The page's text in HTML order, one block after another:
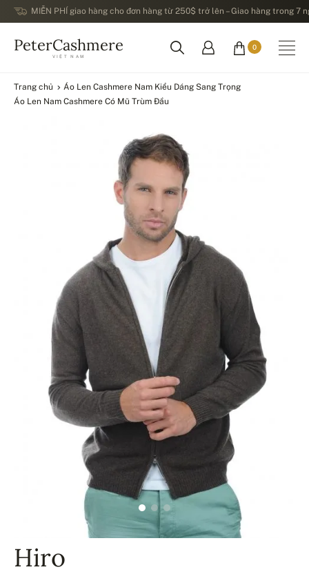
MIỄN PHÍ giao hàng cho đơn hàng từ 250$ trở lên – Giao hàng trong 7
PeterCashmere
VIỆT NAM
0
Trang chủ
Áo Len Cashmere Nam Kiểu Dáng Sang Trọng
Áo Len Nam Cashmere Có Mũ Trùm Đầu
Hiro